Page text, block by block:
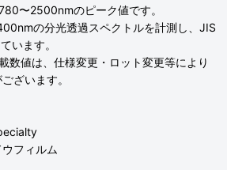
〜2500nmのピーク値です。
の分光透過スペクトルを計測し、JIS
います。
数値は、仕様変更・ロット変更等により
ざいます。
フィルム